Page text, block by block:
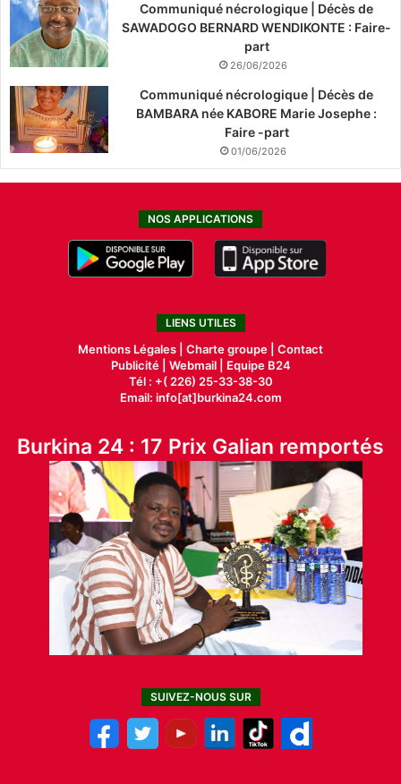
Communiqué nécrologique | Décès de
SAWADOGO BERNARD WENDIKONTE : Faire-
part
26/06/2026
Communiqué nécrologique | Décès de
BAMBARA née KABORE Marie Josephe :
Faire -part
01/06/2026
NOS APPLICATIONS
LIENS UTILES
Mentions Légales | Charte groupe | Contact
Publicité| Webmail |
Equipe B24
Tél : +( 226) 25-33-38-30
Email: info[at]burkina24.com
Burkina 24 : 17 Prix Galian remportés
SUIVEZ-NOUS SUR